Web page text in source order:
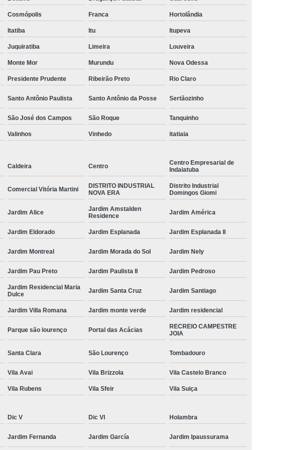
Cosmópolis Franca Hortolândia
Itatiba Itu Itupeva
Juquiratiba Limeira Louveira
Monte Mor Murundu Nova Odessa
Presidente Prudente Ribeirão Preto Rio Claro
Santo Antônio Paulista Santo Antônio da Posse Sertãozinho
São José dos Campos São Roque Tanquinho
Valinhos Vinhedo itatiaia
Caldeira Centro
Centro Empresarial de
Indaiatuba
Comercial Vitória Martini
DISTRITO INDUSTRIAL
NOVA ERA
Distrito Industrial
Domingos Giomi
Jardim Alice
Jardim Amstalden
Residence
Jardim América
Jardim Eldorado Jardim Esplanada Jardim Esplanada II
Jardim Montreal Jardim Morada do Sol Jardim Nely
Jardim Pau Preto Jardim Paulista II Jardim Pedroso
Jardim Residencial Maria
Dulce
Jardim Santa Cruz Jardim Santiago
Jardim Villa Romana Jardim monte verde Jardim residencial
Parque são lourenço Portal das Acácias
RECREIO CAMPESTRE
JOIA
Santa Clara São Lourenço Tombadouro
Vila Avai Vila Brizzola Vila Castelo Branco
Vila Rubens Vila Sfeir Vila Suiça
Dic V Dic VI Holambra
Jardim Fernanda Jardim García Jardim Ipaussurama